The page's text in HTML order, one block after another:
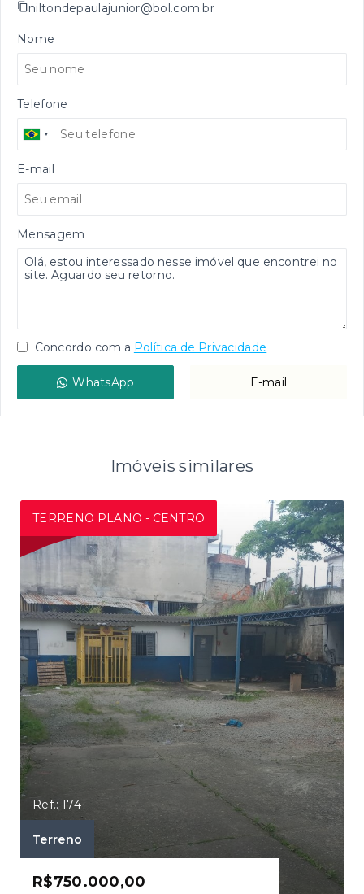
niltondepaulajunior@bol.com.br
Nome
Telefone
E-mail
Mensagem
Concordo com a Política de Privacidade
WhatsApp E-mail
Imóveis similares
TERRENO PLANO - CENTRO
Ref.: 174
Terreno
R$750.000,00